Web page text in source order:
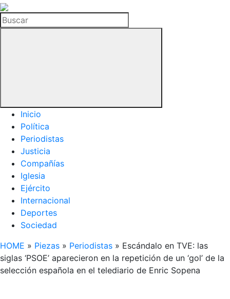
La
Hemeroteca
del
Buscar
Inicio
Política
Periodistas
Justicia
Compañías
Iglesia
Ejército
Internacional
Deportes
Sociedad
HOME » Piezas » Periodistas » Escándalo en TVE: las
siglas ‘PSOE’ aparecieron en la repetición de un ‘gol’ de la
selección española en el telediario de Enric Sopena